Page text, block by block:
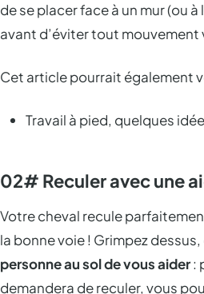
de se placer face à un mur (ou
avant d’éviter tout mouvement
Cet article pourrait également
Travail à pied, quelques
02# Reculer avec une
Votre cheval recule
la bonne voie ! Grimpez dessus,
personne au sol de vous aider:
demandera de reculer, vous